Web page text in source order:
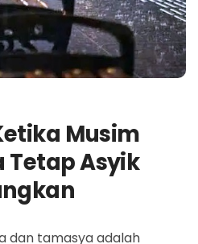
Musim
Tetap Asyik
dan tamasya adalah